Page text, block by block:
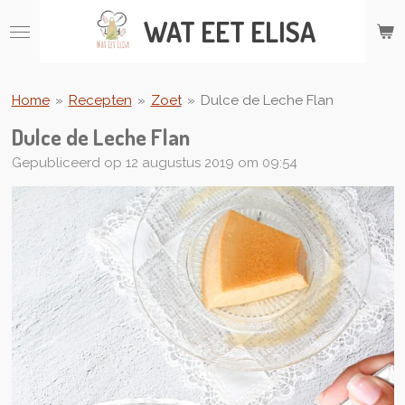
direct
hoofdinhoud
WAT EET ELISA
Home » Recepten » Zoet » Dulce de Leche Flan
Dulce de Leche Flan
Gepubliceerd op 12 augustus 2019 om 09:54